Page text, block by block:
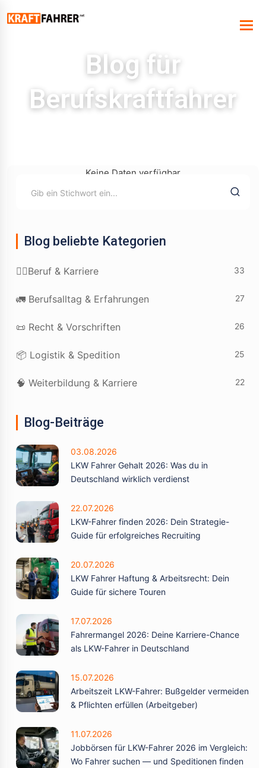
Blog für
Berufskraftfahrer
Keine Daten verfügbar
Blog beliebte Kategorien
👷‍♂️Beruf & Karriere 33
🚛 Berufsalltag & Erfahrungen 27
📜 Recht & Vorschriften 26
📦 Logistik & Spedition 25
🧠 Weiterbildung & Karriere 22
Blog-Beiträge
03.08.2026
LKW Fahrer Gehalt 2026: Was du in
Deutschland wirklich verdienst
22.07.2026
LKW-Fahrer finden 2026: Dein Strategie-
Guide für erfolgreiches Recruiting
20.07.2026
LKW Fahrer Haftung & Arbeitsrecht: Dein
Guide für sichere Touren
17.07.2026
Fahrermangel 2026: Deine Karriere-Chance
als LKW-Fahrer in Deutschland
15.07.2026
Arbeitszeit LKW-Fahrer: Bußgelder vermeiden
& Pflichten erfüllen (Arbeitgeber)
11.07.2026
Jobbörsen für LKW-Fahrer 2026 im Vergleich:
Wo Fahrer suchen — und Speditionen finden